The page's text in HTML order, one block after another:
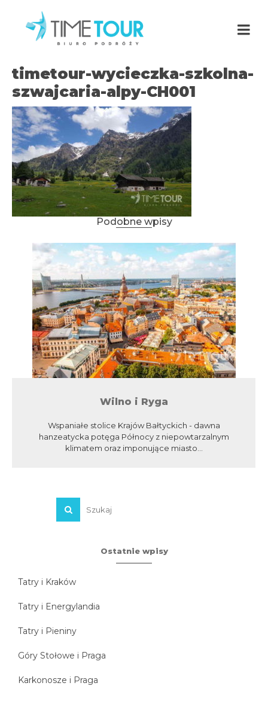
timetour-wycieczka-szkolna-
szwajcaria-alpy-CH001
Podobne wpisy
Wilno i Ryga
Wspaniałe stolice Krajów Bałtyckich - dawna
hanzeatycka potęga Północy z niepowtarzalnym
klimatem oraz imponujące miasto...
Ostatnie wpisy
Tatry i Kraków
Tatry i Energylandia
Tatry i Pieniny
Góry Stołowe i Praga
Karkonosze i Praga